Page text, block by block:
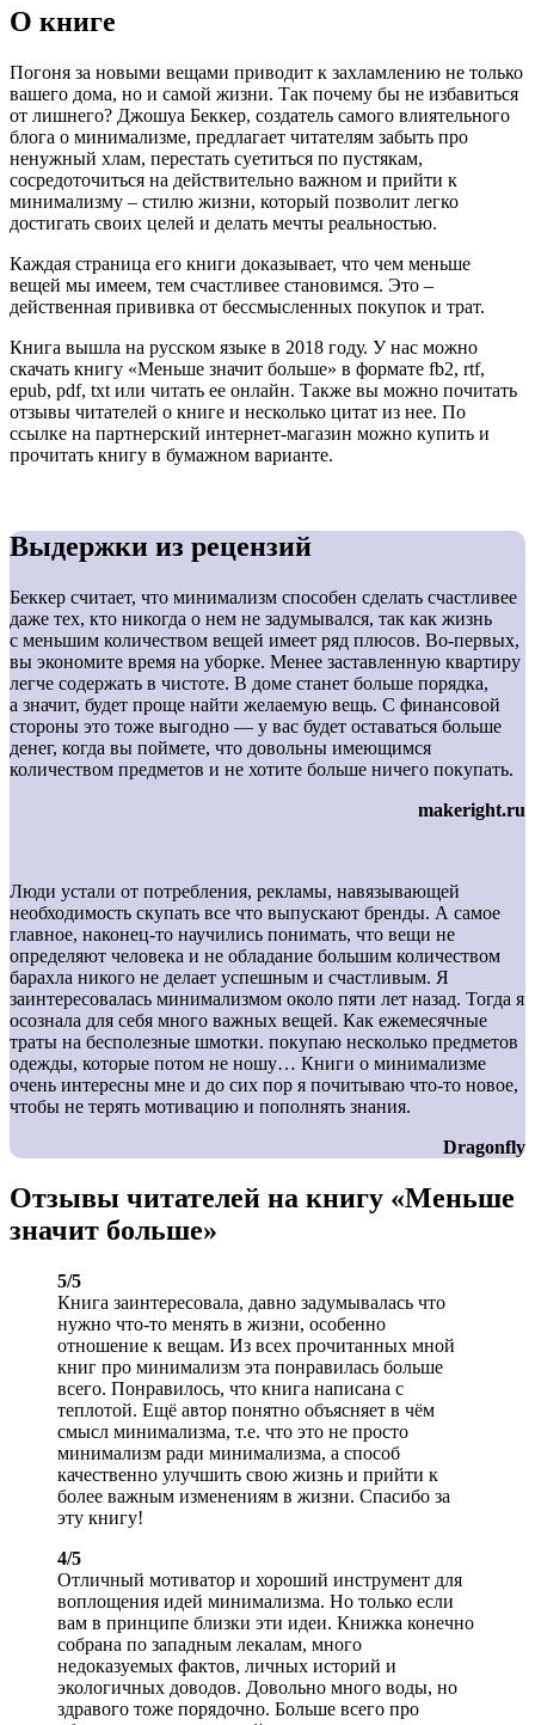
О книге
Погоня за новыми вещами приводит к захламлению не только
вашего дома, но и самой жизни. Так почему бы не избавиться
от лишнего? Джошуа Беккер, создатель самого влиятельного
блога о минимализме, предлагает читателям забыть про
ненужный хлам, перестать суетиться по пустякам,
сосредоточиться на действительно важном и прийти к
минимализму ‒ стилю жизни, который позволит легко
достигать своих целей и делать мечты реальностью.
Каждая страница его книги доказывает, что чем меньше
вещей мы имеем, тем счастливее становимся. Это ‒
действенная прививка от бессмысленных покупок и трат.
Книга вышла на русском языке в 2018 году. У нас можно
скачать книгу «Меньше значит больше» в формате fb2, rtf,
epub, pdf, txt или читать ее онлайн. Также вы можно почитать
отзывы читателей о книге и несколько цитат из нее. По
ссылке на партнерский интернет-магазин можно купить и
прочитать книгу в бумажном варианте.
Выдержки из рецензий
Беккер считает, что минимализм способен сделать счастливее
даже тех, кто никогда о нем не задумывался, так как жизнь
с меньшим количеством вещей имеет ряд плюсов. Во-первых,
вы экономите время на уборке. Менее заставленную квартиру
легче содержать в чистоте. В доме станет больше порядка,
а значит, будет проще найти желаемую вещь. С финансовой
стороны это тоже выгодно — у вас будет оставаться больше
денег, когда вы поймете, что довольны имеющимся
количеством предметов и не хотите больше ничего покупать.
makeright.ru
Люди устали от потребления, рекламы, навязывающей
необходимость скупать все что выпускают бренды. А самое
главное, наконец-то научились понимать, что вещи не
определяют человека и не обладание большим количеством
барахла никого не делает успешным и счастливым. Я
заинтересовалась минимализмом около пяти лет назад. Тогда я
осознала для себя много важных вещей. Как ежемесячные
траты на бесполезные шмотки. покупаю несколько предметов
одежды, которые потом не ношу… Книги о минимализме
очень интересны мне и до сих пор я почитываю что-то новое,
чтобы не терять мотивацию и пополнять знания.
Dragonfly
Отзывы читателей на книгу «Меньше
значит больше»
5/5
Книга заинтересовала, давно задумывалась что
нужно что-то менять в жизни, особенно
отношение к вещам. Из всех прочитанных мной
книг про минимализм эта понравилась больше
всего. Понравилось, что книга написана с
теплотой. Ещё автор понятно объясняет в чём
смысл минимализма, т.е. что это не просто
минимализм ради минимализма, а способ
качественно улучшить свою жизнь и прийти к
более важным изменениям в жизни. Спасибо за
эту книгу!
4/5
Отличный мотиватор и хороший инструмент для
воплощения идей минимализма. Но только если
вам в принципе близки эти идеи. Книжка конечно
собрана по западным лекалам, много
недоказуемых фактов, личных историй и
экологичных доводов. Довольно много воды, но
здравого тоже порядочно. Больше всего про